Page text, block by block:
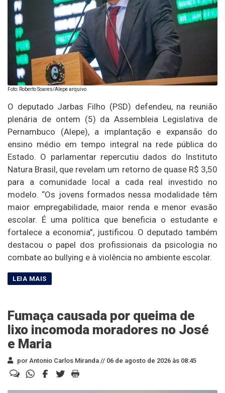
Foto: Roberto Soares/Alepe arquivo
O deputado Jarbas Filho (PSD) defendeu, na reunião
plenária de ontem (5) da Assembleia Legislativa de
Pernambuco (Alepe), a implantação e expansão do
ensino médio em tempo integral na rede pública do
Estado. O parlamentar repercutiu dados do Instituto
Natura Brasil, que revelam um retorno de quase R$ 3,50
para a comunidade local a cada real investido no
modelo. “Os jovens formados nessa modalidade têm
maior empregabilidade, maior renda e menor evasão
escolar. É uma política que beneficia o estudante e
fortalece a economia”, justificou. O deputado também
destacou o papel dos profissionais da psicologia no
combate ao bullying e à violência no ambiente escolar.
Fumaça causada por queima de
lixo incomoda moradores no José
e Maria
por Antonio Carlos Miranda // 06 de agosto de 2026 às 08:45